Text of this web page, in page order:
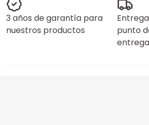
3 años de garantía para
nuestros productos
punto